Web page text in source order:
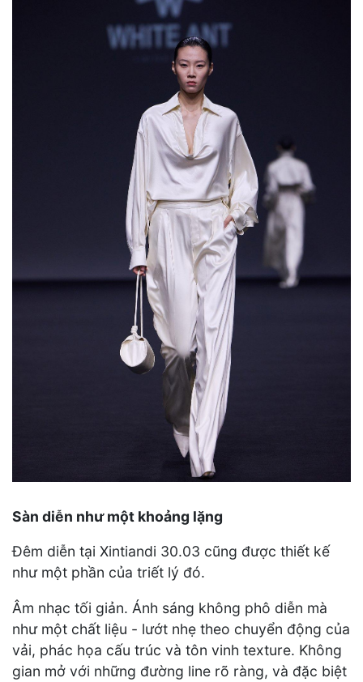
Sàn diễn như một khoảng lặng
Đêm diễn tại Xintiandi 30.03 cũng được thiết kế
như một phần của triết lý đó.
Âm nhạc tối giản. Ánh sáng không phô diễn mà
như một chất liệu - lướt nhẹ theo chuyển động của
vải, phác họa cấu trúc và tôn vinh texture. Không
gian mở với những đường line rõ ràng, và đặc biệt